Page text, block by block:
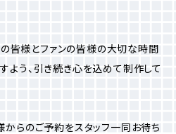
の皆様とファンの皆様の大切な時間
よう、引き続き心を込めて制作して
からのご予約をスタッフ一同お待ち